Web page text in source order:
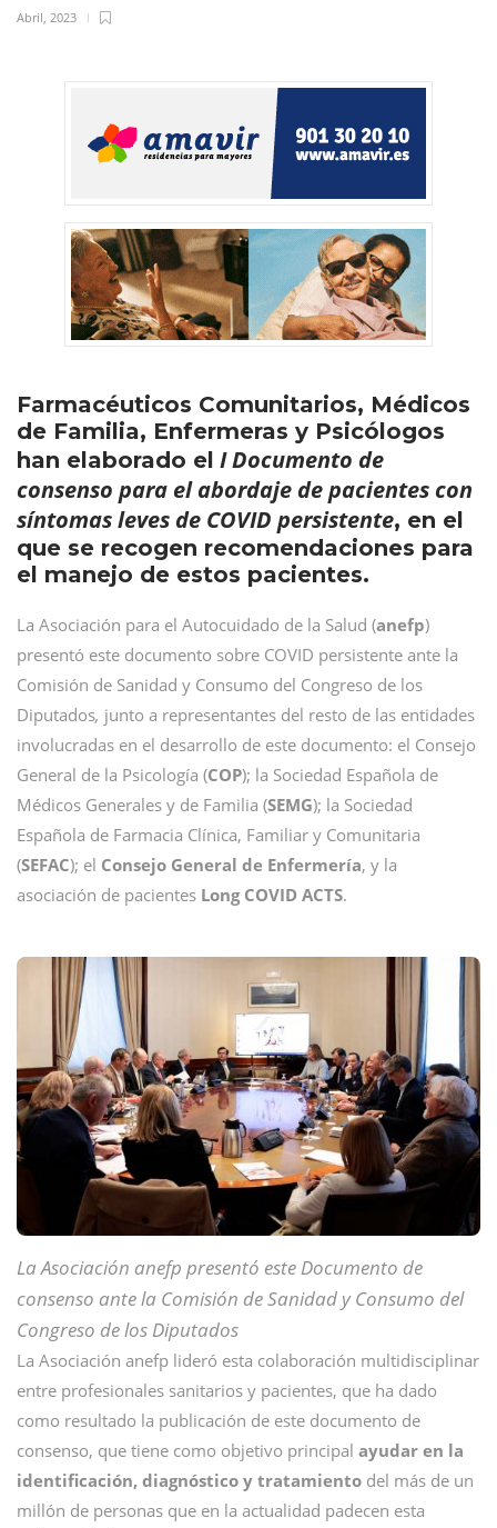
Abril, 2023
Farmacéuticos Comunitarios, Médicos
de Familia, Enfermeras y Psicólogos
han elaborado el I Documento de
consenso para el abordaje de pacientes con
síntomas leves de COVID persistente, en el
que se recogen recomendaciones para
el manejo de estos pacientes.
La Asociación para el Autocuidado de la Salud (anefp)
presentó este documento sobre COVID persistente ante la
Comisión de Sanidad y Consumo del Congreso de los
Diputados, junto a representantes del resto de las entidades
involucradas en el desarrollo de este documento: el Consejo
General de la Psicología (COP); la Sociedad Española de
Médicos Generales y de Familia (SEMG); la Sociedad
Española de Farmacia Clínica, Familiar y Comunitaria
(SEFAC); el Consejo General de Enfermería, y la
asociación de pacientes Long COVID ACTS.
La Asociación anefp presentó este Documento de
consenso ante la Comisión de Sanidad y Consumo del
Congreso de los Diputados
La Asociación anefp lideró esta colaboración multidisciplinar
entre profesionales sanitarios y pacientes, que ha dado
como resultado la publicación de este documento de
consenso, que tiene como objetivo principal ayudar en la
identificación, diagnóstico y tratamiento del más de un
millón de personas que en la actualidad padecen esta